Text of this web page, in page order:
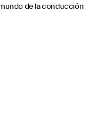
de la conducción